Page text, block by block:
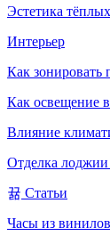
Эстетика
Интерьер
Как зонировать
Как освещение
Влияние
Отделка
Статьи
Часы из